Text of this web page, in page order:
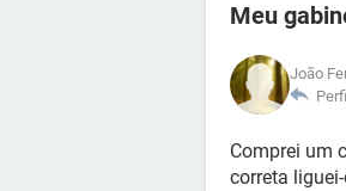
Meu
João
Comprei um
correta